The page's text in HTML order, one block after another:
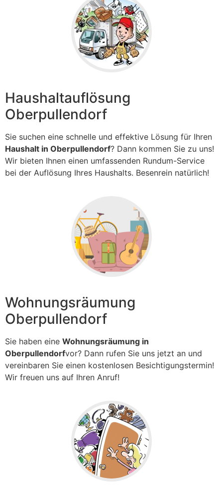
Haushaltauflösung
Oberpullendorf
Sie suchen eine schnelle und effektive Lösung für Ihren
Haushalt in Oberpullendorf? Dann kommen Sie zu uns!
Wir bieten Ihnen einen umfassenden Rundum-Service
bei der Auflösung Ihres Haushalts. Besenrein natürlich!
Wohnungsräumung
Oberpullendorf
Sie haben eine Wohnungsräumung in
Oberpullendorfvor? Dann rufen Sie uns jetzt an und
vereinbaren Sie einen kostenlosen Besichtigungstermin!
Wir freuen uns auf Ihren Anruf!